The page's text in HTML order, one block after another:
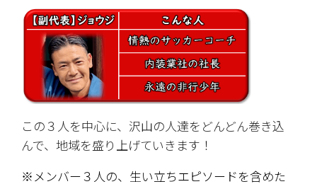
この３人を中心に、沢山の人達をどんどん巻き込
んで、地域を盛り上げていきます！
※メンバー３人の、生い立ちエピソードを含めた